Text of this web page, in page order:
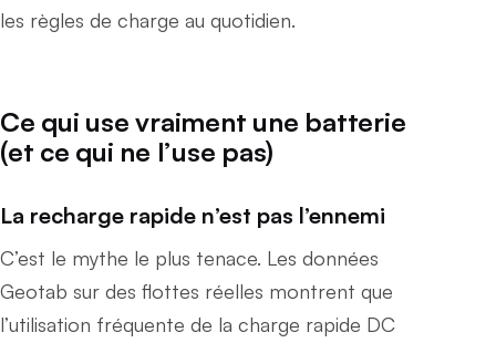
les règles de charge au quotidien.
Ce qui use vraiment une batterie
(et ce qui ne l’use pas)
La recharge rapide n’est pas l’ennemi
C’est le mythe le plus tenace. Les données
Geotab sur des flottes réelles montrent que
l’utilisation fréquente de la charge rapide DC